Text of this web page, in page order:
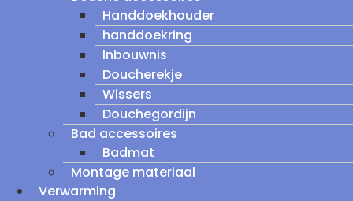
Handdoekhouder
handdoekring
Inbouwnis
Doucherekje
Wissers
Douchegordijn
Bad accessoires
Badmat
Montage materiaal
Verwarming